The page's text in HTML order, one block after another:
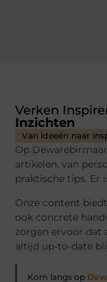
Verken
Inzichten
Van ideeën naar
Op
artikelen, van
praktische tips. Er
Onze content
ook concrete
zorgen ervoor dat
altijd up-to-date
Kom langs op